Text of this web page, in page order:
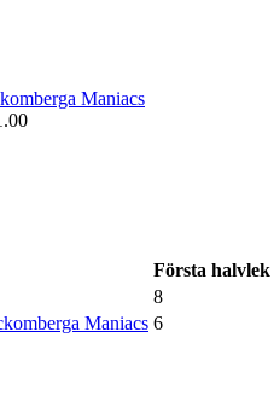
Maniacs
Första halvlek
8
Maniacs 6